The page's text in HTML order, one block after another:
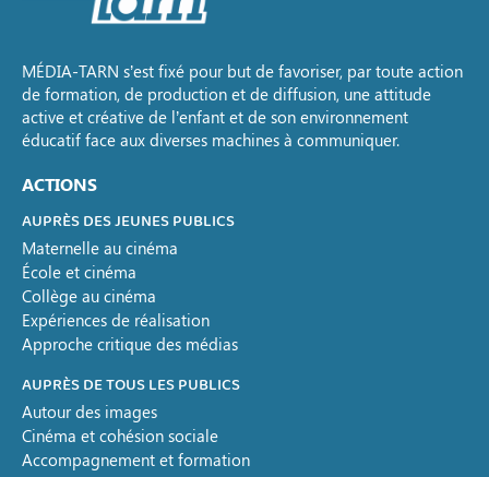
MÉDIA-TARN s’est fixé pour but de favoriser, par toute action
de formation, de production et de diffusion, une attitude
active et créative de l’enfant et de son environnement
éducatif face aux diverses machines à communiquer.
ACTIONS
AUPRÈS DES JEUNES PUBLICS
Maternelle au cinéma
École et cinéma
Collège au cinéma
Expériences de réalisation
Approche critique des médias
AUPRÈS DE TOUS LES PUBLICS
Autour des images
Cinéma et cohésion sociale
Accompagnement et formation